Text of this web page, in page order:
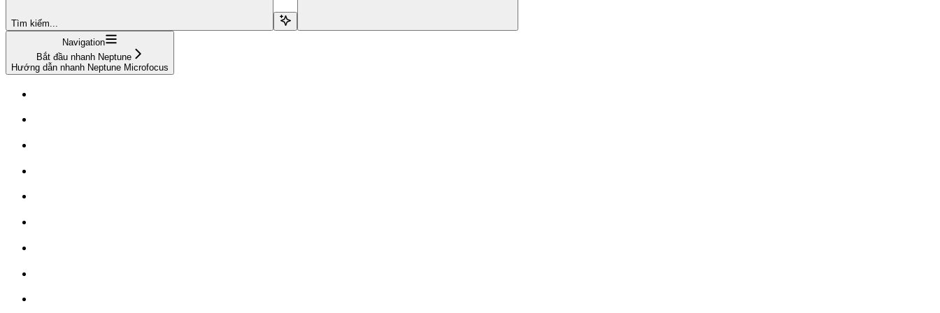
Tìm kiếm...
Navigation
Bắt đầu nhanh Neptune
Hướng dẫn nhanh Neptune Microfocus